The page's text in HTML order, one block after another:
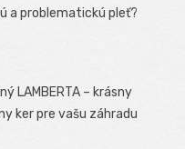
a problematickú pleť?
LAMBERTA – krásny
ker pre vašu záhradu